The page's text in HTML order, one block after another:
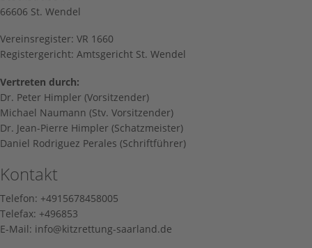
FAQ
66606 St. Wendel
Vereinsregister: VR 1660
Registergericht: Amtsgericht St. Wendel
Vertreten durch:
Dr. Peter Himpler (Vorsitzender)
Michael Naumann (Stv. Vorsitzender)
Dr. Jean-Pierre Himpler (Schatzmeister)
Daniel Rodriguez Perales (Schriftführer)
Kontakt
Telefon: +4915678458005
Telefax: +496853
E-Mail: info@kitzrettung-saarland.de